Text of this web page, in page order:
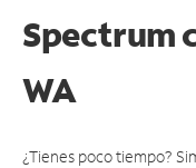
Spectrum
WA
¿Tienes poco tiempo?